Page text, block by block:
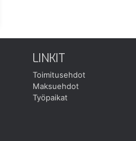
LINKIT
Toimitusehdot
Maksuehdot
Työpaikat